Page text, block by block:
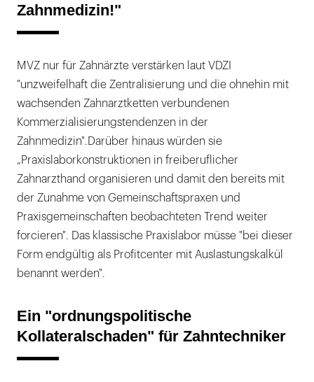
Zahnmedizin!"
MVZ nur für Zahnärzte verstärken laut VDZI
"unzweifelhaft die Zentralisierung und die ohnehin mit
wachsenden Zahnarztketten verbundenen
Kommerzialisierungstendenzen in der
Zahnmedizin".Darüber hinaus würden sie
„Praxislaborkonstruktionen in freiberuflicher
Zahnarzthand organisieren und damit den bereits mit
der Zunahme von Gemeinschaftspraxen und
Praxisgemeinschaften beobachteten Trend weiter
forcieren". Das klassische Praxislabor müsse "bei dieser
Form endgültig als Profitcenter mit Auslastungskalkül
benannt werden".
Ein "ordnungspolitische
Kollateralschaden" für Zahntechniker